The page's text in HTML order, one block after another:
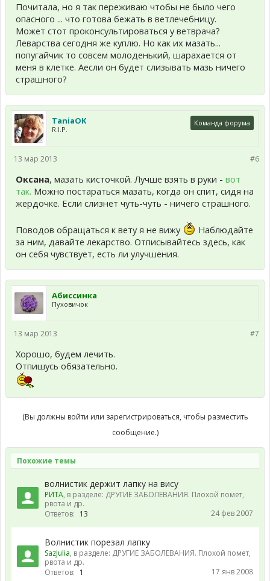
Почитала, но я так переживаю чтобы не было чего
опасного ... что готова бежать в ветлечебницу.
Может стот проконсультироваться у ветврача?
Леварства сегодня же куплю. Но как их мазать...
попугайчик то совсем молоденький, шарахается от
меня в клетке. Аесли он будет слизывать мазь ничего
страшного?
TaniaOK
R.I.P.
Команда форума
#6
13 мар 2013
Оксана, мазать кисточкой. Лучше взять в руки - вот
так. Можно постараться мазать, когда он спит, сидя на
жердочке. Если слизнет чуть-чуть - ничего страшного.
Поводов обращаться к вету я не вижу
Наблюдайте
за ним, давайте лекарство. Отписывайтесь здесь, как
он себя чувствует, есть ли улучшения.
Абиссинка
Пуховичок
#7
13 мар 2013
Хорошо, будем лечить.
Отпишусь обязательно.
(Вы должны войти или зарегистрироваться, чтобы разместить
сообщение.)
Похожие темы
волнистик держит лапку на вису
РИТА, в разделе: ДРУГИЕ ЗАБОЛЕВАНИЯ. Плохой помет,
рвота и др.
Ответов: 13 24 фев 2007
Волнистик порезал лапку
SazJulia, в разделе: ДРУГИЕ ЗАБОЛЕВАНИЯ. Плохой помет,
рвота и др.
Ответов: 1 17 янв 2008